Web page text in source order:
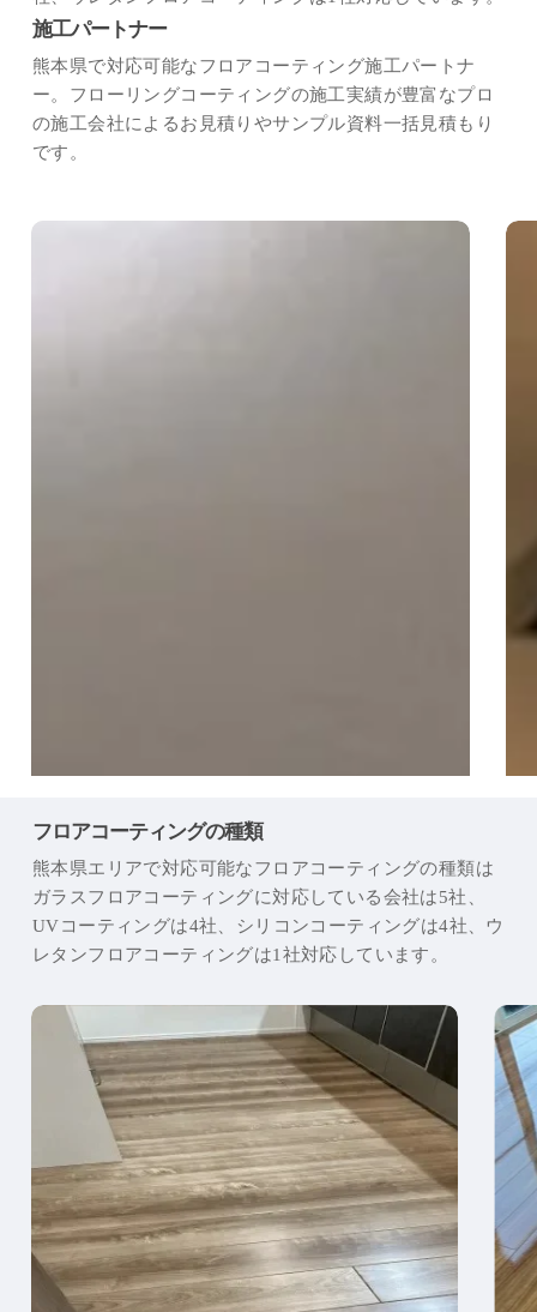
施工パートナー
熊本県で対応可能なフロアコーティング施工パートナ
ー。フローリングコーティングの施工実績が豊富なプロ
の施工会社によるお見積りやサンプル資料一括見積もり
です。
イ
プ
フロアコーティングの種類
熊本県エリアで対応可能なフロアコーティングの種類は
ガラスフロアコーティングに対応している会社は5社、
UVコーティングは4社、シリコンコーティングは4社、ウ
レタンフロアコーティングは1社対応しています。